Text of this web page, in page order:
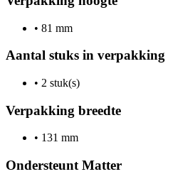
• 81 mm
Aantal stuks in verpakking
• 2 stuk(s)
Verpakking breedte
• 131 mm
Ondersteunt Matter